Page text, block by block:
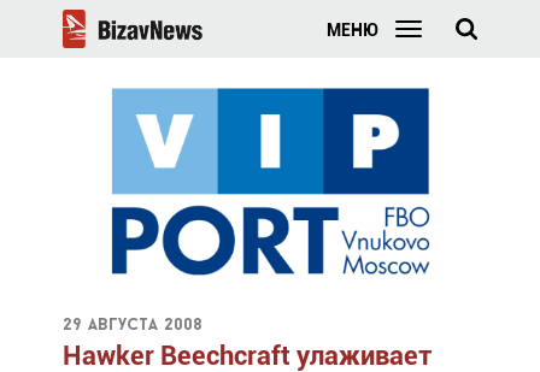
МЕНЮ
29 августа 2008
Hawker Beechcraft улаживает